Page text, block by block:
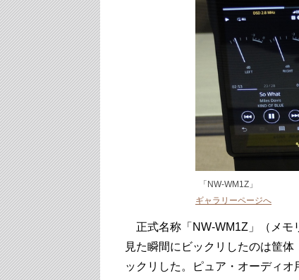
「NW-WM1Z」
ギャラリーページへ
正式名称「NW-WM1Z」（メモ
見た瞬間にビックリしたのは筐
ックリした。ピュア・オーディ